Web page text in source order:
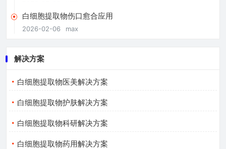
白细胞提取物伤口愈合应用
2026-02-06 max
解决方案
白细胞提取物医美解决方案
白细胞提取物护肤解决方案
白细胞提取物科研解决方案
白细胞提取物药用解决方案